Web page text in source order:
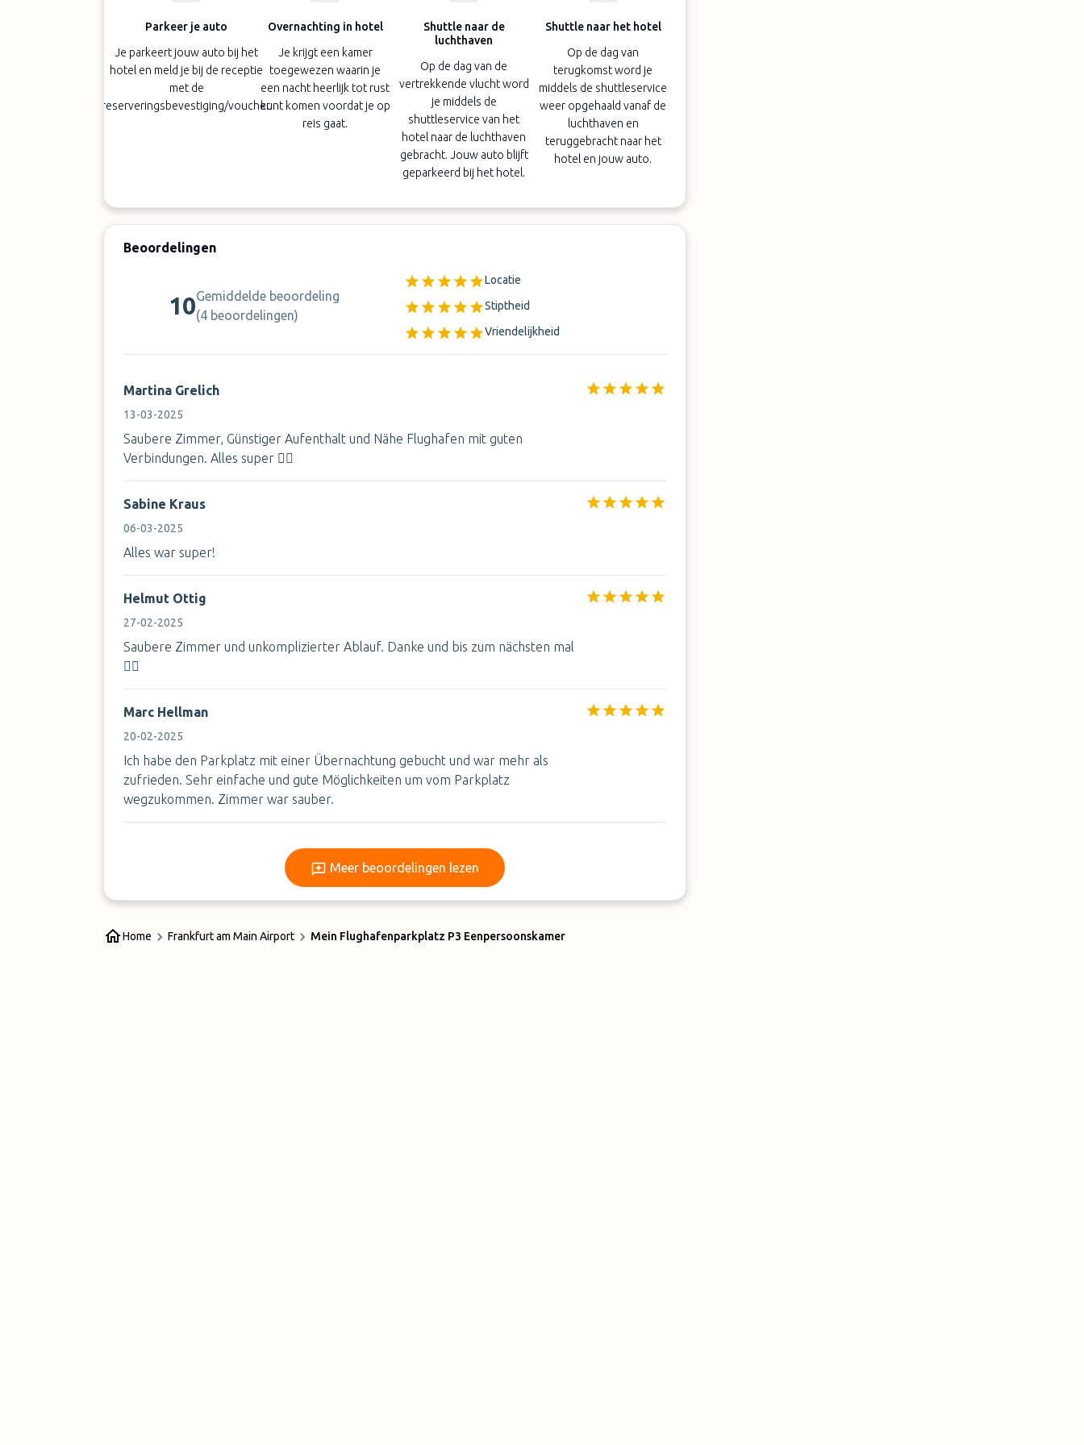
Parkeer je auto
Je parkeert jouw auto bij het
hotel en meld je bij de receptie
met de
reserveringsbevestiging/voucher.
Overnachting in hotel
Je krijgt een kamer
toegewezen waarin je
een nacht heerlijk tot rust
kunt komen voordat je op
reis gaat.
Shuttle naar de
luchthaven
Op de dag van de
vertrekkende vlucht word
je middels de
shuttleservice van het
hotel naar de luchthaven
gebracht. Jouw auto blijft
geparkeerd bij het hotel.
Shuttle naar het hotel
Op de dag van
terugkomst word je
middels de shuttleservice
weer opgehaald vanaf de
luchthaven en
teruggebracht naar het
hotel en jouw auto.
Beoordelingen
10Gemiddelde beoordeling
(4 beoordelingen)
Locatie
Stiptheid
Vriendelijkheid
Martina Grelich
13-03-2025
Saubere Zimmer, Günstiger Aufenthalt und Nähe Flughafen mit guten
Verbindungen. Alles super 👍🏽
Sabine Kraus
06-03-2025
Alles war super!
Helmut Ottig
27-02-2025
Saubere Zimmer und unkomplizierter Ablauf. Danke und bis zum nächsten mal
👍🏽
Marc Hellman
20-02-2025
Ich habe den Parkplatz mit einer Übernachtung gebucht und war mehr als
zufrieden. Sehr einfache und gute Möglichkeiten um vom Parkplatz
wegzukommen. Zimmer war sauber.
Meer beoordelingen lezen
Meer beoordelingen lezen
Home Frankfurt am Main Airport Mein Flughafenparkplatz P3 Eenpersoonskamer